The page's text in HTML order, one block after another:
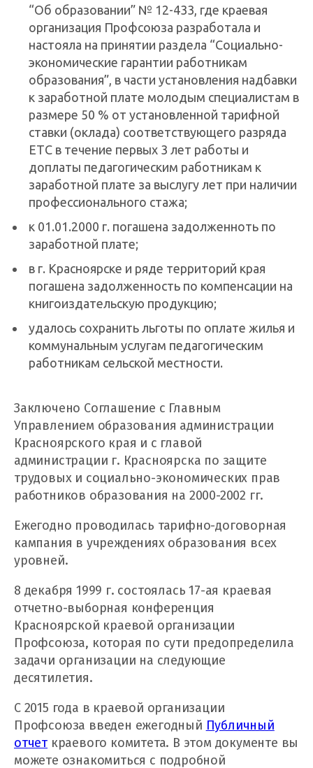
“Об образовании” № 12-433, где краевая
организация Профсоюза разработала и
настояла на принятии раздела “Социально-
экономические гарантии работникам
образования”, в части установления надбавки
к заработной плате молодым специалистам в
размере 50 % от установленной тарифной
ставки (оклада) соответствующего разряда
ЕТС в течение первых 3 лет работы и
доплаты педагогическим работникам к
заработной плате за выслугу лет при наличии
профессионального стажа;
к 01.01.2000 г. погашена задолженноть по
заработной плате;
в г. Красноярске и ряде территорий края
погашена задолженность по компенсации на
книгоиздательскую продукцию;
удалось сохранить льготы по оплате жилья и
коммунальным услугам педагогическим
работникам сельской местности.
Заключено Соглашение с Главным
Управлением образования администрации
Красноярского края и с главой
администрации г. Красноярска по защите
трудовых и социально-экономических прав
работников образования на 2000-2002 гг.
Ежегодно проводилась тарифно-договорная
кампания в учреждениях образования всех
уровней.
8 декабря 1999 г. состоялась 17-ая краевая
отчетно-выборная конференция
Красноярской краевой организации
Профсоюза, которая по сути предопределила
задачи организации на следующие
десятилетия.
С 2015 года в краевой организации
Профсоюза введен ежегодный Публичный
отчет краевого комитета. В этом документе вы
можете ознакомиться с подробной